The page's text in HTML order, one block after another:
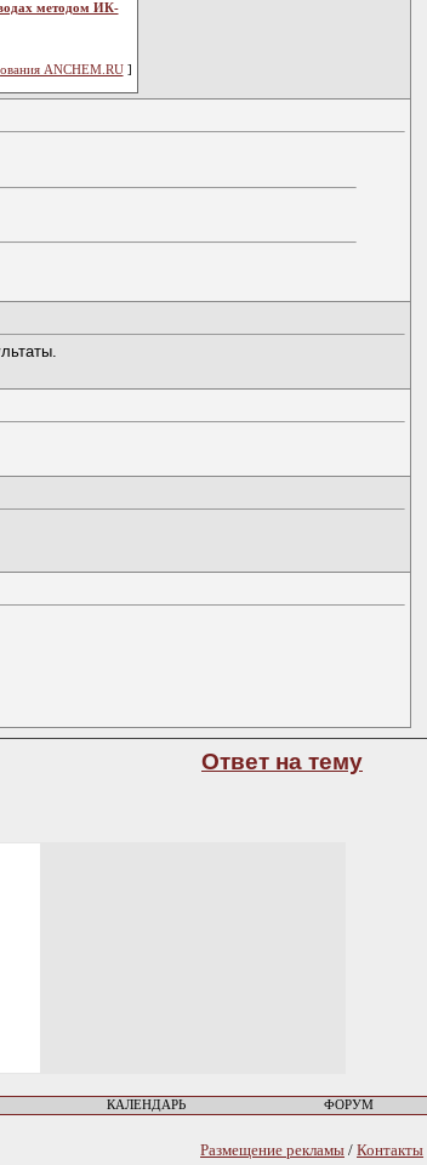
методом ИК-
ANCHEM.RU]
Ответ на тему
КАЛЕНДАРЬ ФОРУМ
Размещение рекламы / Контакты